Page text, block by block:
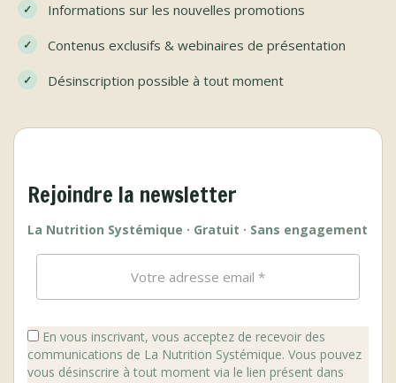
Informations sur les nouvelles promotions
Contenus exclusifs & webinaires de présentation
Désinscription possible à tout moment
Rejoindre la newsletter
La Nutrition Systémique · Gratuit · Sans engagement
En vous inscrivant, vous acceptez de recevoir des
communications de La Nutrition Systémique. Vous pouvez
vous désinscrire à tout moment via le lien présent dans